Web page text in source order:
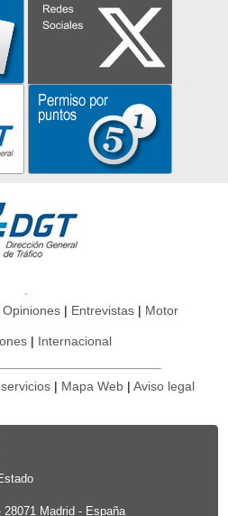
Opiniones Entrevistas Motor
Internacional
Mapa Web Aviso legal
Madrid - España